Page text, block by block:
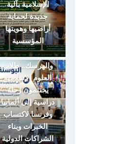
الإسلامية بآلية
جديدة لحماية
أراضيها وهويتها
المؤسسية
البوسنة
والهرسك.. طلاب
العلوم الإسلامية
يختتمون رحلة
دراسية إلى ألمانيا
وفرنسا لاكتساب
الخبرات وبناء
الشراكات الدولية